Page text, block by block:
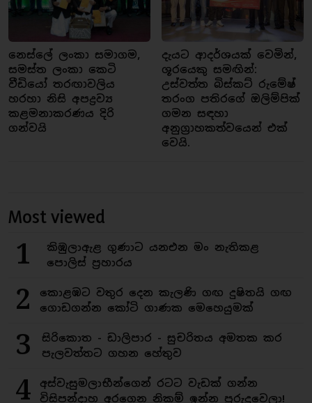
නෙස්ලේ ලංකා සමාගම,
සමස්ත ලංකා කෙටි
වීඩියෝ තරඟාවලිය
හරහා නිසි අපද්‍රව්‍ය
කළමනාකරණය දිරි
ගන්වයි
දැයට ආදර්ශයක් වෙමින්,
ශූරයෙකු සමඟින්:
උස්වත්ත බිස්කට් රුමේෂ්
තරංග පතිරගේ ඔලිම්පික්
ගමන සඳහා
අනුග්‍රාහකත්වයෙන් එක්
වෙයි.
Most viewed
1
කිඹුලාඇළ ගුණාට යනඑන මං නැතිකළ
පොලිස් ප්‍රහාරය
2
කොළඹට වතුර දෙන කැලණි ගඟ දුෂිතයි ගඟ
ගොඩගන්න කෝටි ගාණක මෙහෙයුමක්
3
සිරිකොත - ඩාලිපාර - සුචරිතය අමතක කර
පැලවත්තට ගහන හේතුව
4
අස්වැසුමලාභීන්ගෙන් රටට වැඩක් ගන්න
විසිපන්දාහ අරගෙන නිකම් ඉන්න පුරුදුවෙලා!